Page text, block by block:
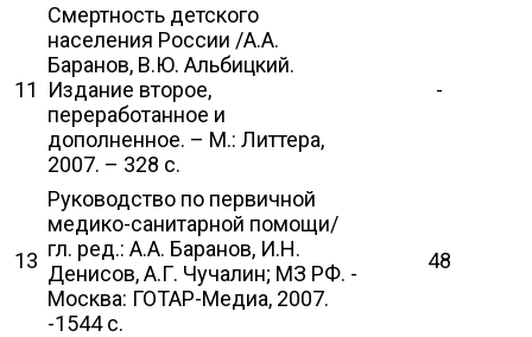
11
Смертность детского
населения России /А.А.
Баранов, В.Ю. Альбицкий.
Издание второе,
переработанное и
дополненное. – М.: Литтера,
2007. – 328 с.
-
13
Руководство по первичной
медико-санитарной помощи/
гл. ред.: А.А. Баранов, И.Н.
Денисов, А.Г. Чучалин; МЗ РФ. -
Москва: ГОТАР-Медиа, 2007.
-1544 с.
48